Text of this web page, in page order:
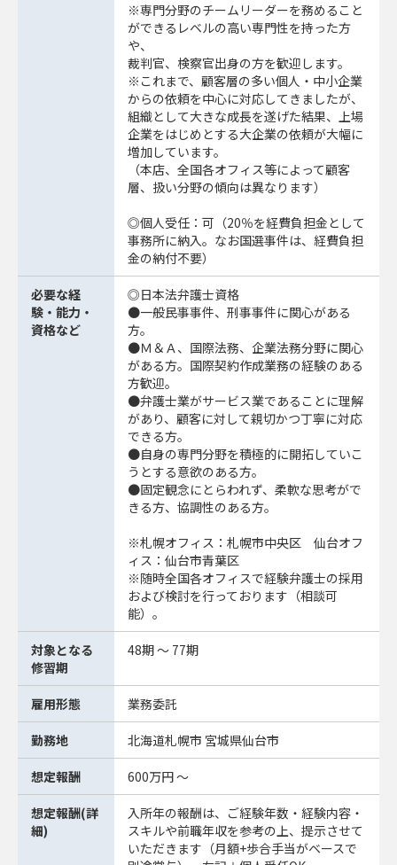
※専門分野のチームリーダーを務めること
ができるレベルの高い専門性を持った方
や、
裁判官、検察官出身の方を歓迎します。
※これまで、顧客層の多い個人・中小企業
からの依頼を中心に対応してきましたが、
組織として大きな成長を遂げた結果、上場
企業をはじめとする大企業の依頼が大幅に
増加しています。
（本店、全国各オフィス等によって顧客
層、扱い分野の傾向は異なります）
◎個人受任：可（20％を経費負担金として
事務所に納入。なお国選事件は、経費負担
金の納付不要）
必要な経
験・能力・
資格など
◎日本法弁護士資格
●一般民事事件、刑事事件に関心がある
方。
●Ｍ＆Ａ、国際法務、企業法務分野に関心
がある方。国際契約作成業務の経験のある
方歓迎。
●弁護士業がサービス業であることに理解
があり、顧客に対して親切かつ丁寧に対応
できる方。
●自身の専門分野を積極的に開拓していこ
うとする意欲のある方。
●固定観念にとらわれず、柔軟な思考がで
きる方、協調性のある方。
※札幌オフィス：札幌市中央区 仙台オフ
ィス：仙台市青葉区
※随時全国各オフィスで経験弁護士の採用
および検討を行っております（相談可
能）。
対象となる
修習期
48期 ～ 77期
雇用形態 業務委託
勤務地 北海道札幌市 宮城県仙台市
想定報酬 600万円 ～
想定報酬(詳
細)
入所年の報酬は、ご経験年数・経験内容・
スキルや前職年収を参考の上、提示させて
いただきます（月額+歩合手当がベースで